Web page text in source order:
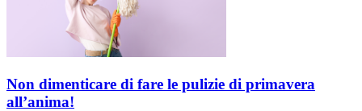
Non dimenticare di fare le pulizie di primavera
all’anima!